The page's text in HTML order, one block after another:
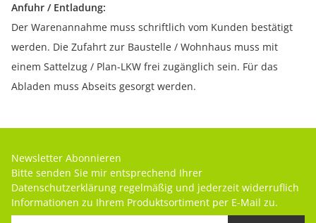
Anfuhr / Entladung:
Der Warenannahme muss schriftlich vom Kunden bestätigt
werden. Die Zufahrt zur Baustelle / Wohnhaus muss mit
einem Sattelzug / Plan-LKW frei zugänglich sein. Für das
Abladen muss Abseits gesorgt werden.
Newsletter Abonnieren
Bitte senden Sie mir entsprechend Ihrer
Datenschutzerklärung regelmäßig und jederzeit widerruflich
Informationen zu Ihrem Produktsortiment per E-Mail zu.